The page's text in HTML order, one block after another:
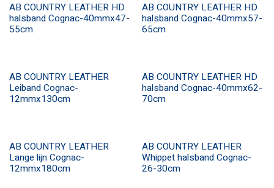
AB COUNTRY LEATHER HD
halsband Cognac-40mmx47-
55cm
AB COUNTRY LEATHER HD
halsband Cognac-40mmx57-
65cm
AB COUNTRY LEATHER
Leiband Cognac-
12mmx130cm
AB COUNTRY LEATHER HD
halsband Cognac-40mmx62-
70cm
AB COUNTRY LEATHER
Lange lijn Cognac-
12mmx180cm
AB COUNTRY LEATHER
Whippet halsband Cognac-
26-30cm